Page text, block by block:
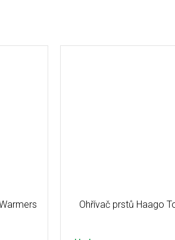
Ohřívač prstů Haago